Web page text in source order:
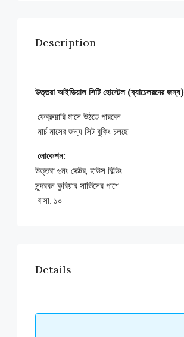
Description
উত্তরা আইডিয়াল সিটি হোস্টেল (ব্যাচেলরদের জন্য)
ফেব্রুয়ারি মাসে উঠতে পারবেন
মার্চ মাসের জন্য সিট বুকিং চলছে
লোকেশন:
উত্তরা ৬নং সেক্টর, হাউস বিল্ডিং
সুন্দরবন কুরিয়ার সার্ভিসের পাশে
বাসা: ১০
Details